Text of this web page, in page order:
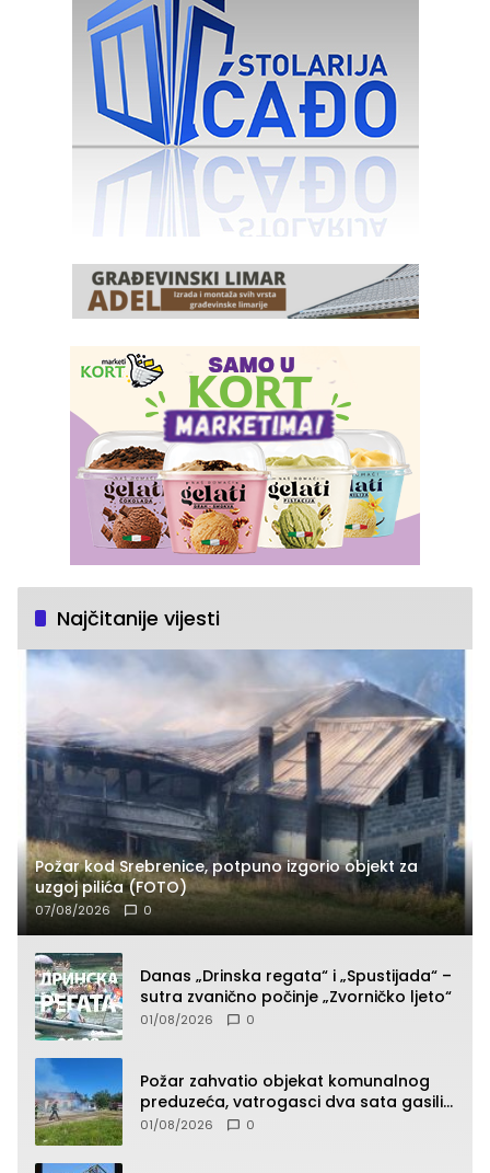
Najčitanije vijesti
Požar kod Srebrenice, potpuno izgorio objekt za
uzgoj pilića (FOTO)
07/08/2026 0
Danas „Drinska regata“ i „Spustijada“ –
sutra zvanično počinje „Zvorničko ljeto“
01/08/2026 0
Požar zahvatio objekat komunalnog
preduzeća, vatrogasci dva sata gasili
vatru (FOTO)
01/08/2026 0